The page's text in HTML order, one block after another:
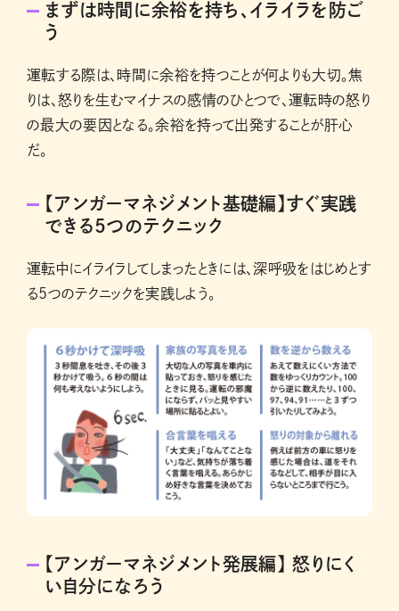
まずは時間に余裕を持ち、イライラを防ご
う
運転する際は、時間に余裕を持つことが何よりも大切。焦
りは、怒りを生むマイナスの感情のひとつで、運転時の怒り
の最大の要因となる。余裕を持って出発することが肝心
だ。
【アンガーマネジメント基礎編】すぐ実践
できる5つのテクニック
運転中にイライラしてしまったときには、深呼吸をはじめとす
る5つのテクニックを実践しよう。
【アンガーマネジメント発展編】 怒りにく
い自分になろう